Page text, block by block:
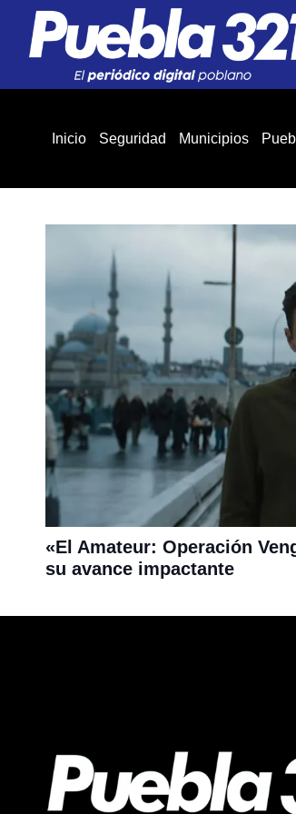
Inicio Seguridad Municipios
«El Amateur: Operación
su avance impactante